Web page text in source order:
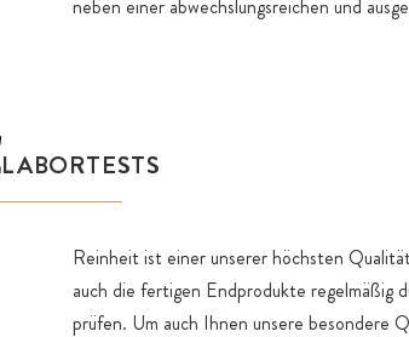
neben einer abwechslungsreichen und
LABORTESTS
Reinheit ist einer unserer höchsten
auch die fertigen Endprodukte regelmäßig
prüfen. Um auch Ihnen unsere besondere